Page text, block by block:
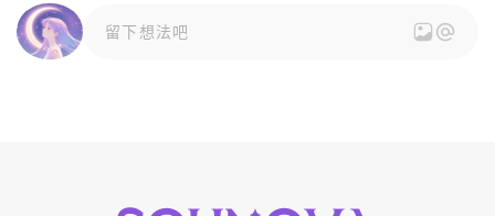
留下想法吧